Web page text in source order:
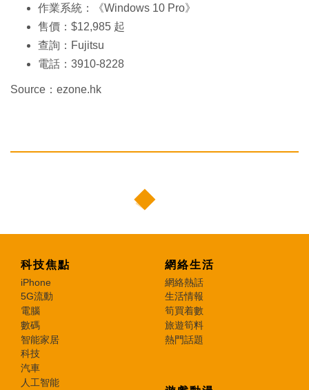
作業系統：《Windows 10 Pro》
售價：$12,985 起
查詢：Fujitsu
電話：3910-8228
Source：ezone.hk
科技焦點
iPhone
5G流動
電腦
數碼
智能家居
科技
汽車
人工智能
網絡生活
網絡熱話
生活情報
筍買着數
旅遊筍料
熱門話題